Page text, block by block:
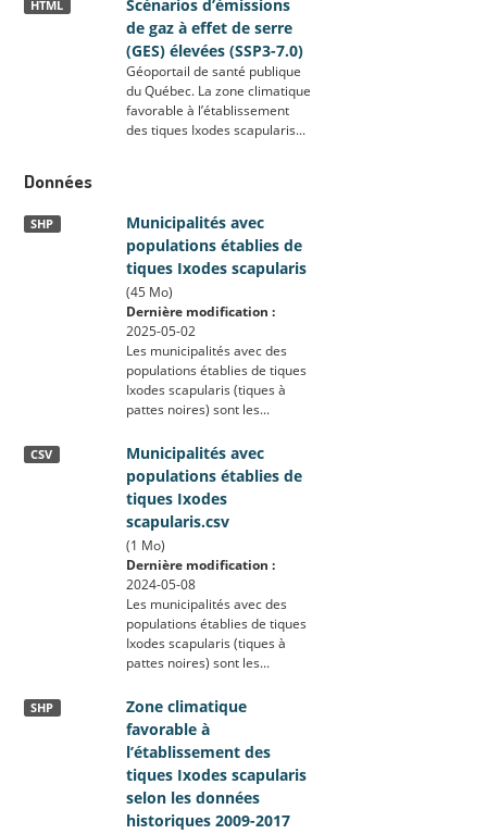
Scénarios d’émissions
de gaz à effet de serre
(GES) élevées (SSP3-7.0)
HTML
Géoportail de santé publique
du Québec. La zone climatique
favorable à l’établissement
des tiques Ixodes scapularis...
Données
Municipalités avec
populations établies de
tiques Ixodes scapularis
SHP
(45 Mo)
Dernière modification :
2025-05-02
Les municipalités avec des
populations établies de tiques
Ixodes scapularis (tiques à
pattes noires) sont les...
Municipalités avec
populations établies de
tiques Ixodes
scapularis.csv
CSV
(1 Mo)
Dernière modification :
2024-05-08
Les municipalités avec des
populations établies de tiques
Ixodes scapularis (tiques à
pattes noires) sont les...
Zone climatique
favorable à
l’établissement des
tiques Ixodes scapularis
selon les données
historiques 2009-2017
SHP